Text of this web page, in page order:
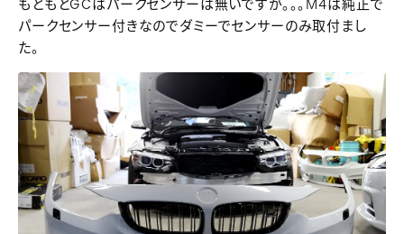
もともとGCはパークセンサーは無いですが。。。M4は純正で
パークセンサー付きなのでダミーでセンサーのみ取付まし
た。